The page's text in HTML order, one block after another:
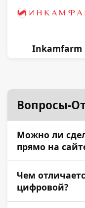
Inkamfarm
Вопросы-
Можно ли
прямо на
Конечно! У нас
базовых
расчетов
Чем
цифровой?